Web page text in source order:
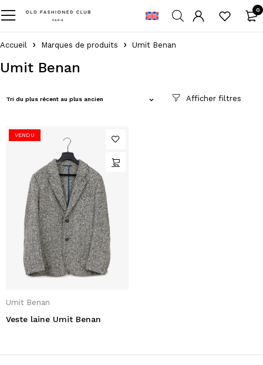
0
Accueil Marques de produits Umit Benan
Umit Benan
Tri du plus récent au plus ancien
VENDU
Umit Benan
Veste laine Umit Benan